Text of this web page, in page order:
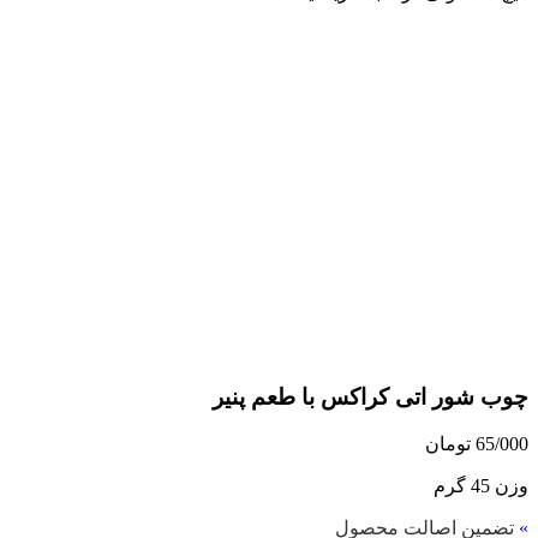
چوب شور اتی کراکس با طعم پنیر
65/000 تومان
وزن 45 گرم
» تضمین اصالت محصول